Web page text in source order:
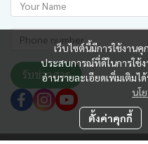
เว็บไซต์นี้มีการใช้งาน
ประสบการณ์ที่ดีในการใช้
อ่านรายละเอียดเพิ่มเติมไ
นโ
ตั้งค่าคุกกี้
รับข่าวสาร